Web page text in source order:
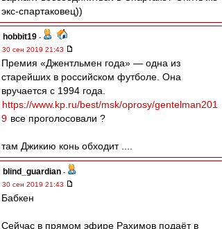
экс-спартаковец))
hobbit19 -
30 сен 2019 21:43
Премия «Джентльмен года» — одна из
старейших в российском футболе. Она
вручается с 1994 года.
https://www.kp.ru/best/msk/oprosy/gentelman201
9 все проголосовали ?
там Джикию конь обходит ....
blind_guardian -
30 сен 2019 21:43
Бабкен
Сейчас в прямом эфире Рахимов подаёт в